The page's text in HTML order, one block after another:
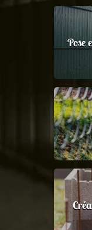
Pose